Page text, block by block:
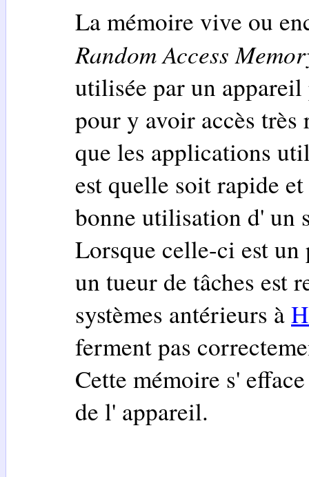
La mémoire vive ou
Random Access
utilisée par un appareil
pour y avoir accès très
que les applications
est quelle soit rapide
bonne utilisation d' un
Lorsque celle-ci est un
un tueur de tâches est
systèmes antérieurs à
ferment pas
Cette mémoire s'
de l' appareil.